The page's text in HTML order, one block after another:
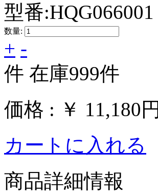
型番:HQG066001
数量:
+ -
件 在庫999件
価格 : ￥ 11,180円
カートに入れる
商品詳細情報